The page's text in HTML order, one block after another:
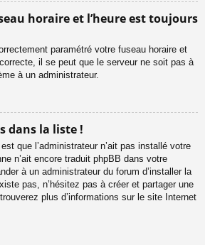
horaire et l’heure est toujours
paramétré votre fuseau horaire et
il se peut que le serveur ne soit pas à
à un administrateur.
dans la liste !
que l’administrateur n’ait pas installé votre
n’ait encore traduit phpBB dans votre
à un administrateur du forum d’installer la
pas, n’hésitez pas à créer et partager une
plus d’informations sur le site Internet